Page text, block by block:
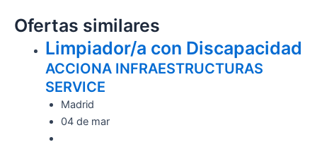
Ofertas similares
Limpiador/a con Discapacidad
ACCIONA INFRAESTRUCTURAS
SERVICE
Madrid
04 de mar